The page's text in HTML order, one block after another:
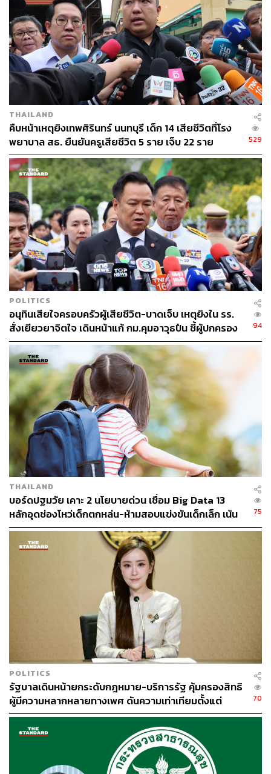
THAILAND
คืบหน้าเหตุยิงเทพศิรินทร์ นนทบุรี เด็ก 14 เสียชีวิตที่โรง
พยาบาล สธ. ยืนยันครูเสียชีวิต 5 ราย เจ็บ 22 ราย
529
POLITICS
อนุทินเสียใจครอบครัวผู้เสียชีวิต-บาดเจ็บ เหตุยิงใน รร.
สั่งเยียวยาจิตใจ เดินหน้าแก้ กม.คุมอาวุธปืน ชี้ผู้ปกครอง
ต้องร่วมรับผิดชอบ
94
THAILAND
บอร์ดปฐมวัย เคาะ 2 นโยบายด่วน เชื่อม Big Data 13
หลักอุดช่องโหว่เด็กตกหล่น-ห้ามสอบแข่งขันเด็กเล็ก เน้น
เรียนรู้ผ่านการเล่น
75
POLITICS
รัฐบาลเดินหน้ายกระดับกฎหมาย-บริการรัฐ คุ้มครองสิทธิ
ผู้มีความหลากหลายทางเพศ ดันความเท่าเทียมตั้งแต่
หลักสูตรในห้องเรียนถึงที่ทำงาน
70